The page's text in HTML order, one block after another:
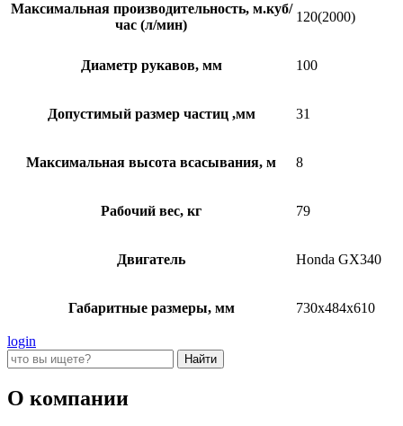
Максимальная производительность, м.куб/
час (л/мин)
120(2000)
Диаметр рукавов, мм 100
Допустимый размер частиц ,мм 31
Максимальная высота всасывания, м 8
Рабочий вес, кг 79
Двигатель Honda GX340
Габаритные размеры, мм 730x484x610
login
О компании